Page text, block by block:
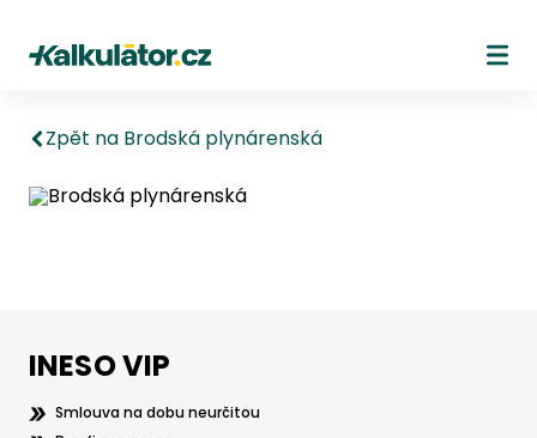
Kalkulátor.cz
Zpět na Brodská plynárenská
INESO VIP
Smlouva na dobu neurčitou